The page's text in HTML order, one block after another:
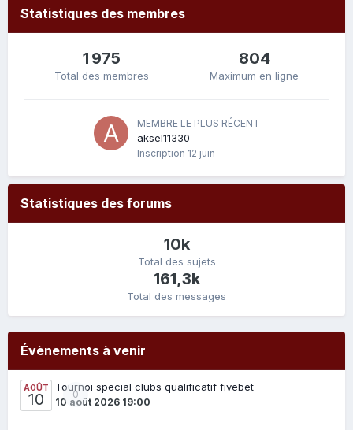
Statistiques des membres
1 975
Total des membres
804
Maximum en ligne
MEMBRE LE PLUS RÉCENT
aksel11330
Inscription 12 juin
Statistiques des forums
10k
Total des sujets
161,3k
Total des messages
Évènements à venir
AOÛT
10 0
Tournoi special clubs qualificatif fivebet
10 août 2026 19:00